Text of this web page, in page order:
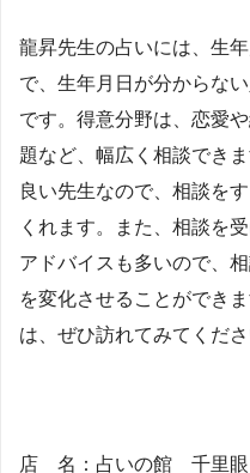
龍昇先生の占いには、生
で、生年月日が分からな
です。得意分野は、恋愛
題など、幅広く相談でき
良い先生なので、相談を
くれます。また、相談を
アドバイスも多いので、
を変化させることができ
は、ぜひ訪れてみてくださ
店 名：占いの館 千里眼